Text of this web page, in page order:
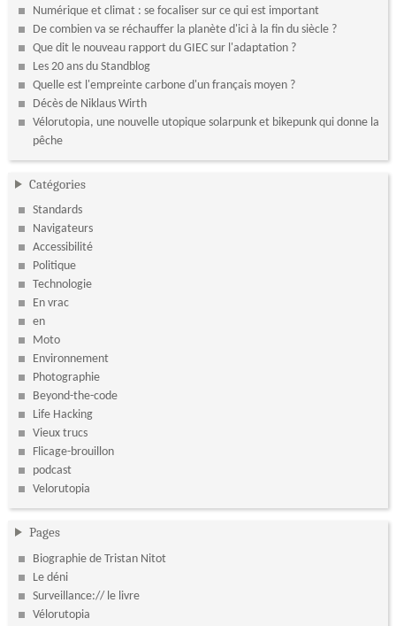
Numérique et climat : se focaliser sur ce qui est important
De combien va se réchauffer la planète d'ici à la fin du siècle ?
Que dit le nouveau rapport du GIEC sur l'adaptation ?
Les 20 ans du Standblog
Quelle est l'empreinte carbone d'un français moyen ?
Décès de Niklaus Wirth
Vélorutopia, une nouvelle utopique solarpunk et bikepunk qui donne la
pêche
Catégories
Standards
Navigateurs
Accessibilité
Politique
Technologie
En vrac
en
Moto
Environnement
Photographie
Beyond-the-code
Life Hacking
Vieux trucs
Flicage-brouillon
podcast
Velorutopia
Pages
Biographie de Tristan Nitot
Le déni
Surveillance:// le livre
Vélorutopia